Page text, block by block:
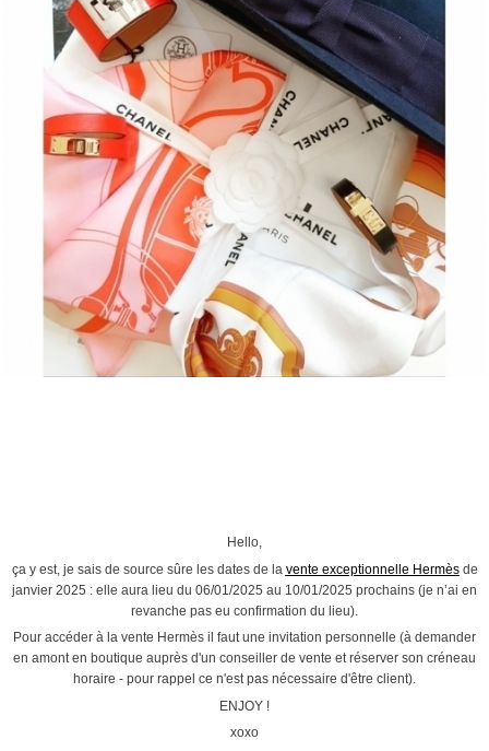
Hello,
ça y est, je sais de source sûre les dates de la vente exceptionnelle Hermèsde
janvier 2025 : elle aura lieu du 06/01/2025 au 10/01/2025 prochains (je n’ai en
revanche pas eu confirmation du lieu).
Pour accéder à la vente Hermès il faut une invitation personnelle (à demander
en amont en boutique auprès d'un conseiller de vente et réserver son créneau
horaire - pour rappel ce n'est pas nécessaire d'être client).
ENJOY !
xoxo